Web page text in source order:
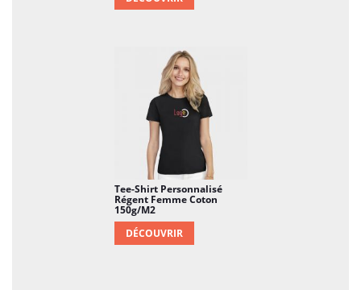
confort douillet au nouveau-né.
En résumé, le Body Personnalisé pour Bébé en
Coton Bio 220g/m2 est bien plus qu'un simple
vêtement ; il représente une expérience douce
et personnalisée pour les tout-petits, tout en
mettant en avant des valeurs de durabilité et
Tee-Shirt Personnalisé
Régent Femme Coton
150g/m2
DÉCOUVRIR